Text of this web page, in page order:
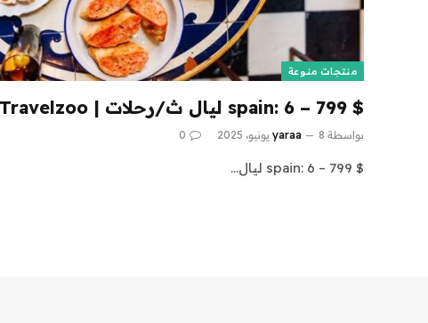
منتجات منوعة
$ 799 – spain: 6 ليال ث/رحلات | Travelzoo
بواسطة yaraa 8 يونيو، 2025 0
$ 799 – spain: 6 ليال…